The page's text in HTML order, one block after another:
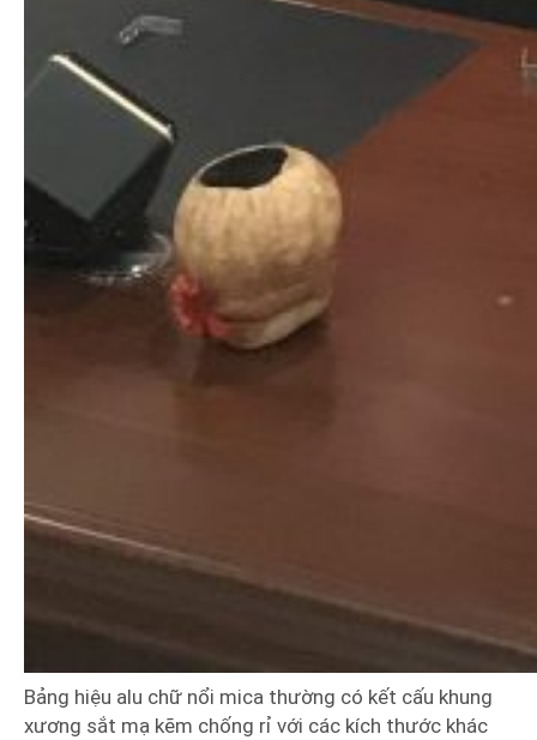
Bảng hiệu alu chữ nổi mica thường có kết cấu khung
xương sắt mạ kẽm chống rỉ với các kích thước khác